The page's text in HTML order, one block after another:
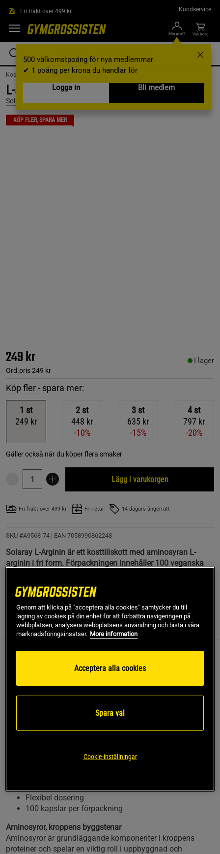
Fri frakt över 499 kr Kundservice
Min profil
500 välkomstpoäng för nya medlemmar
✔ 1 poäng per krona du handlar för
Logga in
Bli medlem
Varukorg
Kosttillskott /Aminosyror /L-arginin
L-arginin 100 kapslar
Solaray
KÖP FLER, SPARA MER
249 kr
Ord.pris249 kr
I lager
Köp fler - spara mer:
1 st
249 kr
2 st
448 kr
-10%
3 st
635 kr
-15%
4 st
797 kr
-20%
Gäller också när du köper flera smaker
Lägg i varukorgen
Fri frakt över 499 kr Fri retur 14 dagars ångerrätt
SKU #A9563-74 | EAN 7058990862248
Solaray L-Arginin är ett kosttillskott med aminosyran L-
arginin i fri form. Förpackningen innehåller 100 veganska
Läs mer
Information Recensioner Näring & Ingredienser
aminosyran L-arginin i praktisk kapselform. Produkten
proteinsyntes. Detta kosttillskott från Solaray är särskilt
Flexibel dosering
100 kapslar per förpackning
Aminosyror, kroppens byggstenar
Aminosyror är grundläggande komponenter i kroppens
proteiner och spelar en viktig roll i uppbyggnad och
Genom att klicka på "acceptera alla cookies" samtycker du till
lagring av cookies på din enhet för att förbättra navigeringen på
webbplatsen, analysera webbplatsens användning och bistå i våra
marknadsföringsinsatser. More information
Acceptera alla cookies
Spara val
Cookie-inställningar